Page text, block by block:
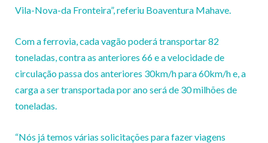
Vila-Nova-da Fronteira”, referiu Boaventura Mahave.
Com a ferrovia, cada vagão poderá transportar 82
toneladas, contra as anteriores 66 e a velocidade de
circulação passa dos anteriores 30km/h para 60km/h e, a
carga a ser transportada por ano será de 30 milhões de
toneladas.
“Nós já temos várias solicitações para fazer viagens